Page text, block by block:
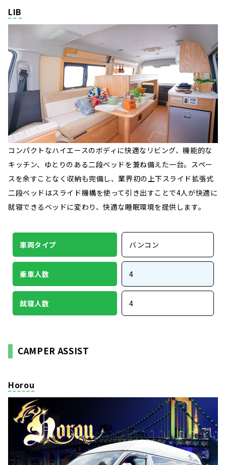
LIB
コンパクトなハイエースのボディに快適なリビング、機能的な
キッチン、ゆとりのある二段ベッドを兼ね備えた一台。スペー
スを余すことなく収納も完備し、業界初の上下スライド拡張式
二段ベッドはスライド機構を使って引き出すことで4人が快適に
就寝できるベッドに変わり、快適な睡眠環境を提供します。
車両タイプ バンコン
乗車人数 4
就寝人数 4
CAMPER ASSIST
Horou